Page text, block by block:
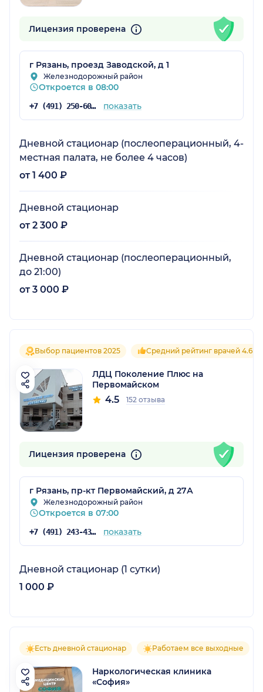
Лицензия проверена
г Рязань, проезд Заводской, д 1
Железнодорожный район
Откроется в 08:00
+7 (491) 250-60-10 показать
Дневной стационар (послеоперационный, 4-
местная палата, не более 4 часов)
от 1 400 ₽
Дневной стационар
от 2 300 ₽
Дневной стационар (послеоперационный,
до 21:00)
от 3 000 ₽
Выбор пациентов 2025 Средний рейтинг врачей 4.6
ЛДЦ Поколение Плюс на
Первомайском
4.5 152 отзыва
Лицензия проверена
г Рязань, пр-кт Первомайский, д 27А
Железнодорожный район
Откроется в 07:00
+7 (491) 243-43-00 показать
Дневной стационар (1 сутки)
1 000 ₽
Есть дневной стационар Работаем все выходные
Наркологическая клиника
«София»